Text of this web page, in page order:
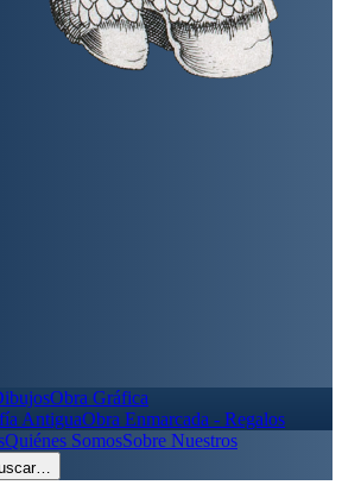
Obra Gráfica
AntiguaObra Enmarcada - Regalos
Quiénes SomosSobre Nuestros
…